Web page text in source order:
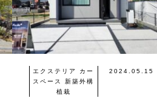
エクステリア
カー
スペース
新築外構
植栽
2024.05.15